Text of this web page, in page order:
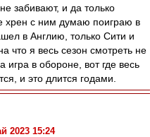
забивают, и да только
хрен с ним думаю поиграю в
в Англию, только Сити и
что я весь сезон смотреть не
игра в обороне, вот где весь
и это длится годами.
2023 15:24